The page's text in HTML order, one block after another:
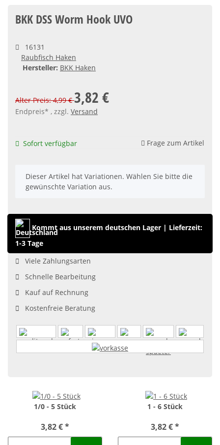
BKK DSS Worm Hook UVO
16131
Raubfisch Haken
Hersteller: BKK Haken
Alter Preis: 4,99 €3,82 €
Endpreis* , zzgl. Versand
Sofort verfügbar Frage zum Artikel
x
Dieser Artikel hat Variationen. Wählen Sie bitte die
gewünschte Variation aus.
Kommt aus unserem deutschen Lager | Lieferzeit:
1-3 Tage
Viele Zahlungsarten
Schnelle Bearbeitung
Kauf auf Rechnung
Kostenfreie Beratung
1/0 - 5 Stück
3,82 €*
1 - 6 Stück
3,82 €*